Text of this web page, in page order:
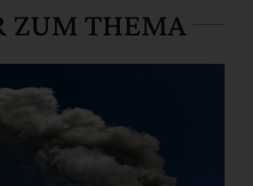
ZUM THEMA